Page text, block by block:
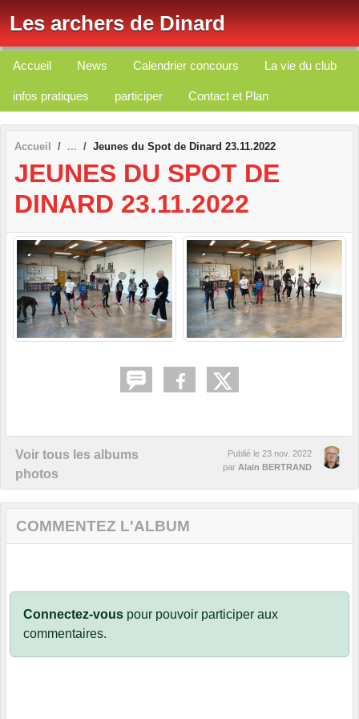
Les archers de Dinard
Accueil News Calendrier concours La vie du club
infos pratiques participer Contact et Plan
Accueil Jeunes du Spot de Dinard 23.11.2022
JEUNES DU SPOT DE
DINARD 23.11.2022
Voir tous les albums
photos
Publié le 23 nov. 2022
par Alain BERTRAND
COMMENTEZ L'ALBUM
Connectez-vous pour pouvoir participer aux
commentaires.